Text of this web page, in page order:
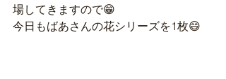
場してきますので😁
今日もばあさんの花シリーズを1枚😄